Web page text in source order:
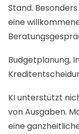
Stand.
eine
Budgetplanung,
KI unterstützt
von Ausgaben.
eine